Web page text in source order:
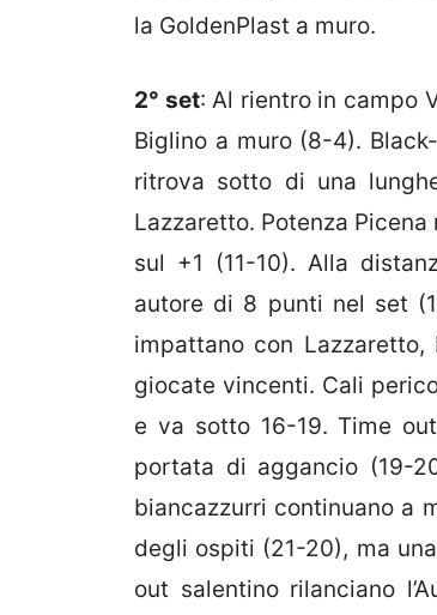
la GoldenPlast a muro.
2° set: Al rientro in campo
Biglino a muro (8-4).
ritrova sotto di una
Lazzaretto. Potenza
sul +1 (11-10). Alla
autore di 8 punti nel set
impattano con
giocate vincenti. Cali
e va sotto 16-19. Time
portata di aggancio (19-
biancazzurri continuano a
degli ospiti (21-20), ma
out salentino rilanciano